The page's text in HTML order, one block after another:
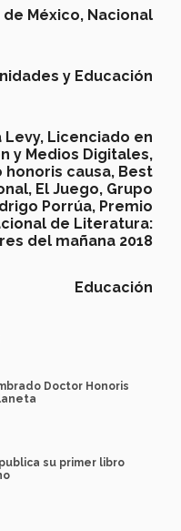
de México, Nacional
y Educación
Levy, Licenciado en
y Medios Digitales,
causa, Best
El Juego, Grupo
Porrúa, Premio
de Literatura:
del mañana 2018
Educación
Doctor Honoris
su primer libro